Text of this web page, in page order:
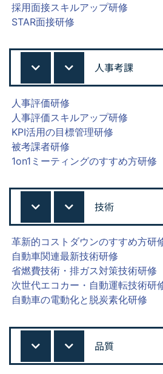
採用面接スキルアップ研修
STAR面接研修
人事考課
人事評価研修
人事評価スキルアップ研修
KPI活用の目標管理研修
被考課者研修
1on1ミーティングのすすめ方研修
技術
革新的コストダウンのすすめ方研
自動車関連最新技術研修
省燃費技術・排ガス対策技術研修
次世代エコカー・自動運転技術研
自動車の電動化と脱炭素化研修
品質